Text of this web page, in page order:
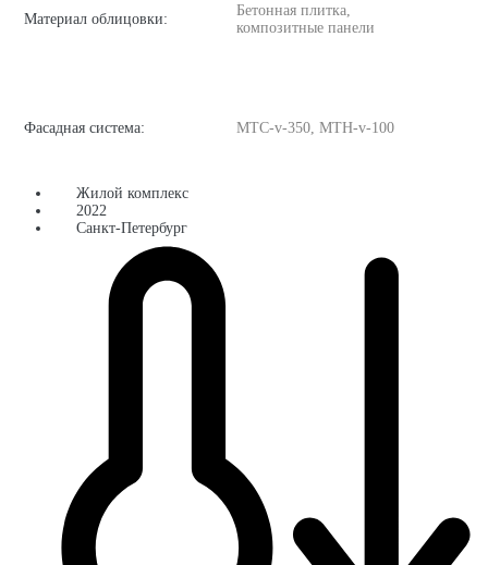
Материал облицовки:
Бетонная плитка,
композитные панели
Фасадная система: MTC-v-350, MTH-v-100
Жилой комплекс
2022
Санкт-Петербург